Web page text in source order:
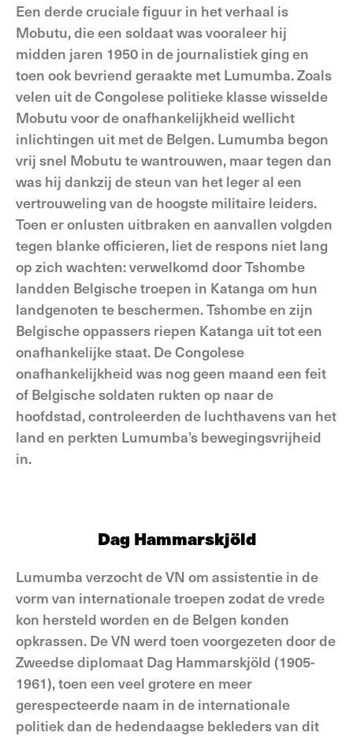
Een derde cruciale figuur in het verhaal is
Mobutu, die een soldaat was vooraleer hij
midden jaren 1950 in de journalistiek ging en
toen ook bevriend geraakte met Lumumba. Zoals
velen uit de Congolese politieke klasse wisselde
Mobutu voor de onafhankelijkheid wellicht
inlichtingen uit met de Belgen. Lumumba begon
vrij snel Mobutu te wantrouwen, maar tegen dan
was hij dankzij de steun van het leger al een
vertrouweling van de hoogste militaire leiders.
Toen er onlusten uitbraken en aanvallen volgden
tegen blanke officieren, liet de respons niet lang
op zich wachten: verwelkomd door Tshombe
landden Belgische troepen in Katanga om hun
landgenoten te beschermen. Tshombe en zijn
Belgische oppassers riepen Katanga uit tot een
onafhankelijke staat. De Congolese
onafhankelijkheid was nog geen maand een feit
of Belgische soldaten rukten op naar de
hoofdstad, controleerden de luchthavens van het
land en perkten Lumumba’s bewegingsvrijheid
in.
Dag Hammarskjöld
Lumumba verzocht de VN om assistentie in de
vorm van internationale troepen zodat de vrede
kon hersteld worden en de Belgen konden
opkrassen. De VN werd toen voorgezeten door de
Zweedse diplomaat Dag Hammarskjöld (1905-
1961), toen een veel grotere en meer
gerespecteerde naam in de internationale
politiek dan de hedendaagse bekleders van dit